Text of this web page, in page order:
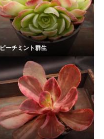
ピーチミント群生